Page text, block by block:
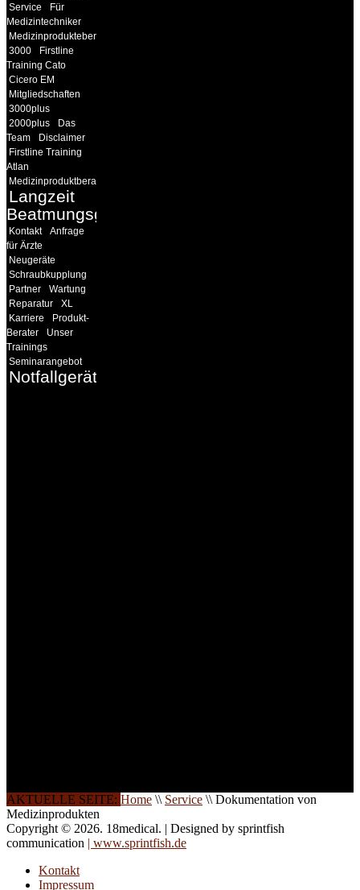
Service
Für
Medizintechniker
Medizinprodukteberater
3000
Firstline
Training Cato
Cicero EM
Mitgliedschaften
3000plus
2000plus
Das
Team
Disclaimer
Firstline Training
Atlan
Medizinproduktberater
Langzeit
Beatmungsgeräte
Kontakt
Anfrage
für Ärzte
Neugeräte
Schraubkupplung
Partner
Wartung
Reparatur
XL
Karriere
Produkt-
Berater
Unser
Trainings
Seminarangebot
Notfallgeräte
AKTUELLE SEITE: Home \\ Service \\ Dokumentation von
Medizinprodukten
Copyright © 2026. 18medical. | Designed by sprintfish
communication | www.sprintfish.de
Kontakt
Impressum